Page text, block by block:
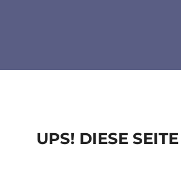
true);
UPS! DIESE